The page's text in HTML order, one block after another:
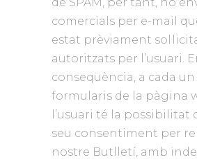
comercials per e-mail
estat prèviament
autoritzats per l’usuari.
conseqüència, a cada un
formularis de la pàgina
l’usuari té la possibilitat
seu consentiment per
nostre Butlletí, amb